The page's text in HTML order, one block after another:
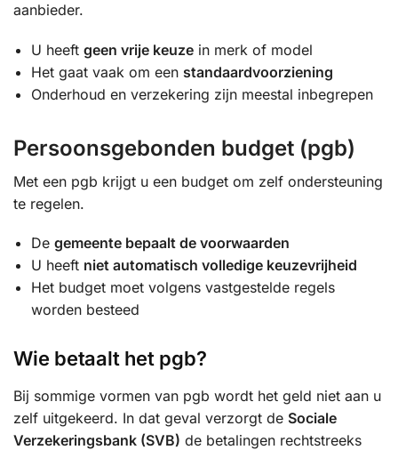
aanbieder.
U heeft geen vrije keuze in merk of model
Het gaat vaak om een standaardvoorziening
Onderhoud en verzekering zijn meestal inbegrepen
Persoonsgebonden budget (pgb)
Met een pgb krijgt u een budget om zelf ondersteuning
te regelen.
De gemeente bepaalt de voorwaarden
U heeft niet automatisch volledige keuzevrijheid
Het budget moet volgens vastgestelde regels
worden besteed
Wie betaalt het pgb?
Bij sommige vormen van pgb wordt het geld niet aan u
zelf uitgekeerd. In dat geval verzorgt de Sociale
Verzekeringsbank (SVB) de betalingen rechtstreeks